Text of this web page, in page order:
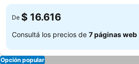
De $ 16.616
Consultá los precios de 7 páginas web
Opción popular